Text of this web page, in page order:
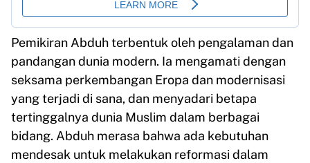
Pemikiran Abduh terbentuk oleh pengalaman dan
pandangan dunia modern. Ia mengamati dengan
seksama perkembangan Eropa dan modernisasi
yang terjadi di sana, dan menyadari betapa
tertinggalnya dunia Muslim dalam berbagai
bidang. Abduh merasa bahwa ada kebutuhan
mendesak untuk melakukan reformasi dalam